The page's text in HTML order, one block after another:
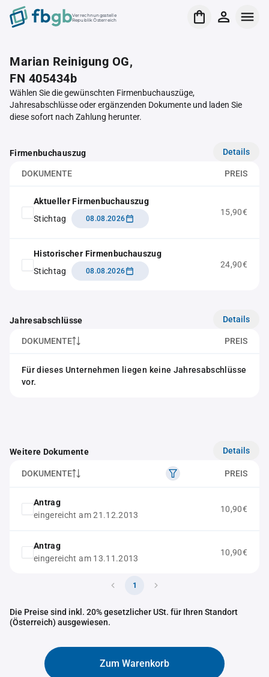
Verrechnungsstelle
Republik Österreich
Marian Reinigung OG,
FN 405434b
Wählen Sie die gewünschten Firmenbuchauszüge,
Jahresabschlüsse oder ergänzenden Dokumente und laden Sie
diese sofort nach Zahlung herunter.
Firmenbuchauszug Details
DOKUMENTE PREIS
Aktueller Firmenbuchauszug
Stichtag
08.08.2026
15,90€
Historischer Firmenbuchauszug
Stichtag
08.08.2026
24,90€
Jahresabschlüsse Details
DOKUMENTE PREIS
Für dieses Unternehmen liegen keine Jahresabschlüsse
vor.
Weitere Dokumente Details
DOKUMENTE PREIS
Antrag
eingereicht am 21.12.2013
10,90€
Antrag
eingereicht am 13.11.2013
10,90€
1
Die Preise sind inkl. 20% gesetzlicher USt. für Ihren Standort
(Österreich) ausgewiesen.
Zum Warenkorb